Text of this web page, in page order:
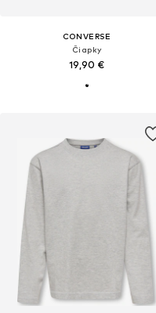
CONVERSE
Čiapky
19,90 €